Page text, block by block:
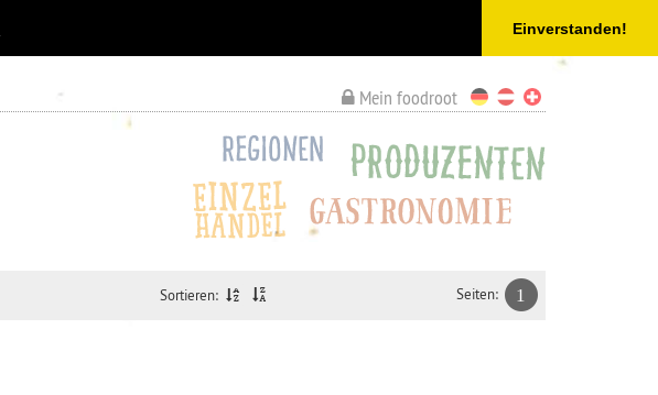
Einverstanden!
Mein foodroot
Sortieren: Seiten: 1